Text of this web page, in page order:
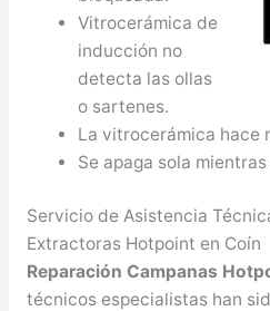
Vitrocerámica de
inducción no
detecta las ollas
o sartenes.
La vitrocerámica hace
Se apaga sola
Servicio de Asistencia
Extractoras Hotpoint en Coín
Reparación Campanas
técnicos especialistas han